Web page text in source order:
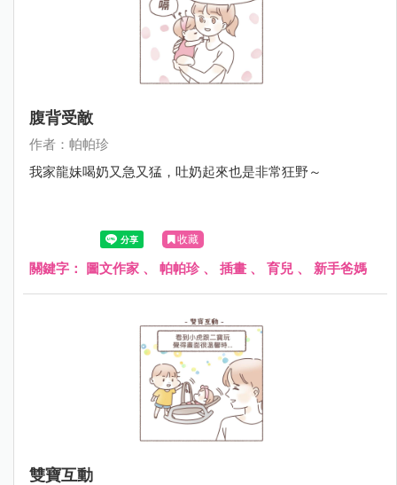
腹背受敵
作者：帕帕珍
我家龍妹喝奶又急又猛，吐奶起來也是非常狂野～
收藏
關鍵字： 圖文作家 、 帕帕珍、 插畫 、 育兒 、 新手爸媽
雙寶互動